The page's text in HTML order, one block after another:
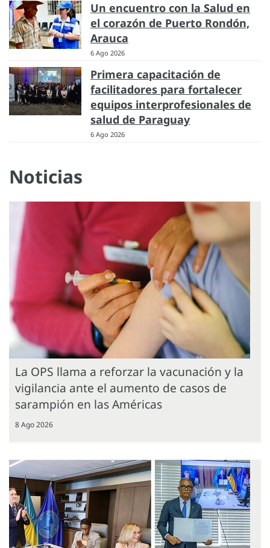
Un encuentro con la Salud en
el corazón de Puerto Rondón,
Arauca
6 Ago 2026
Primera capacitación de
facilitadores para fortalecer
equipos interprofesionales de
salud de Paraguay
6 Ago 2026
Noticias
La OPS llama a reforzar la vacunación y la
vigilancia ante el aumento de casos de
sarampión en las Américas
8 Ago 2026